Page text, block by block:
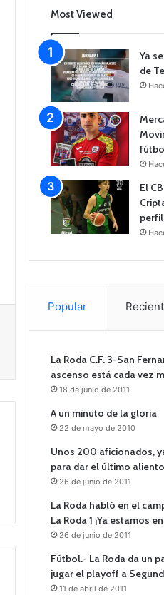
Most Viewed
Ya
de
El
Popular
La Roda C.F. 3-San
ascenso está cada vez
18 de junio de 2011
A un minuto de la gloria
22 de mayo de 2010
Unos 200 aficionados,
para dar el último aliento
26 de junio de 2011
La Roda habló en el
La Roda 1 ¡Ya estamos
26 de junio de 2011
Fútbol.- La Roda da un
jugar el playoff a
11 de abril de 2011